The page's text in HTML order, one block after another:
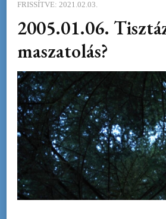
FRISSÍTVE: 2021.02.03.
2005.01.06.
maszatolás?